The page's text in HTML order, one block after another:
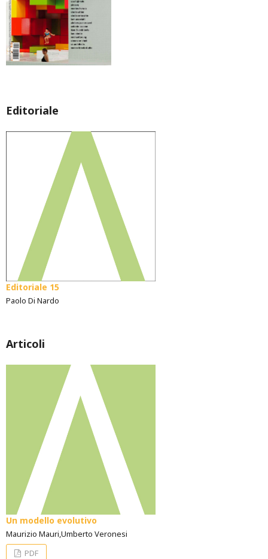
Editoriale
Editoriale 15
Paolo Di Nardo
Articoli
Un modello evolutivo
Maurizio Mauri,Umberto Veronesi
PDF